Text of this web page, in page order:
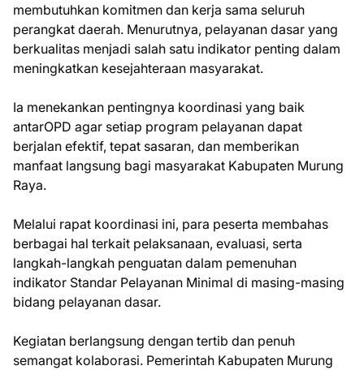
membutuhkan komitmen dan kerja sama seluruh
perangkat daerah. Menurutnya, pelayanan dasar yang
berkualitas menjadi salah satu indikator penting dalam
meningkatkan kesejahteraan masyarakat.
Ia menekankan pentingnya koordinasi yang baik
antarOPD agar setiap program pelayanan dapat
berjalan efektif, tepat sasaran, dan memberikan
manfaat langsung bagi masyarakat Kabupaten Murung
Raya.
Melalui rapat koordinasi ini, para peserta membahas
berbagai hal terkait pelaksanaan, evaluasi, serta
langkah-langkah penguatan dalam pemenuhan
indikator Standar Pelayanan Minimal di masing-masing
bidang pelayanan dasar.
Kegiatan berlangsung dengan tertib dan penuh
semangat kolaborasi. Pemerintah Kabupaten Murung